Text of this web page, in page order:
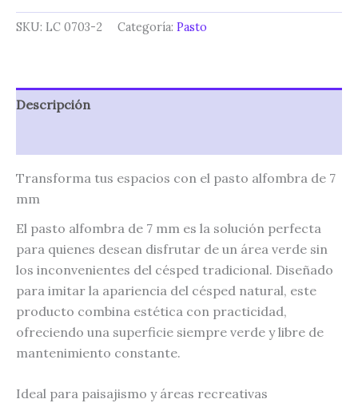
SKU: LC 0703-2 Categoría: Pasto
Descripción
Transforma tus espacios con el pasto alfombra de 7
mm
El pasto alfombra de 7 mm es la solución perfecta
para quienes desean disfrutar de un área verde sin
los inconvenientes del césped tradicional. Diseñado
para imitar la apariencia del césped natural, este
producto combina estética con practicidad,
ofreciendo una superficie siempre verde y libre de
mantenimiento constante.
Ideal para paisajismo y áreas recreativas